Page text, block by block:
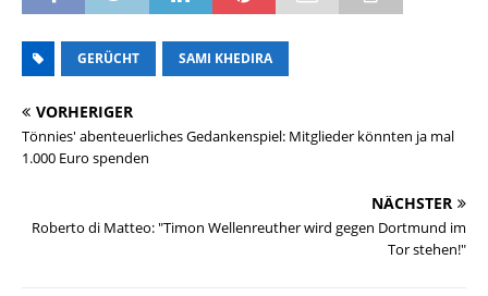
GERÜCHT SAMI KHEDIRA
VORHERIGER
Tönnies' abenteuerliches Gedankenspiel: Mitglieder könnten ja mal
1.000 Euro spenden
NÄCHSTER
Roberto di Matteo: "Timon Wellenreuther wird gegen Dortmund im
Tor stehen!"